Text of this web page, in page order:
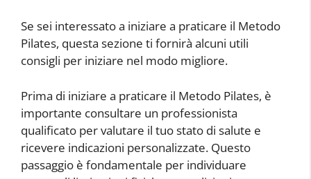
Se sei interessato a iniziare a praticare il Metodo
Pilates, questa sezione ti fornirà alcuni utili
consigli per iniziare nel modo migliore.
Prima di iniziare a praticare il Metodo Pilates, è
importante consultare un professionista
qualificato per valutare il tuo stato di salute e
ricevere indicazioni personalizzate. Questo
passaggio è fondamentale per individuare